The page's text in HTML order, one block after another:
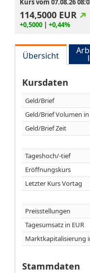
Kurs vom 07.08.26
114,5000 EUR
+0,5000 | +0,44%
Übersicht
Kursdaten
Geld/Brief
Geld/Brief Volumen
Geld/Brief Zeit
Tageshoch/-tief
Eröffnungskurs
Letzter Kurs Vortag
Preisstellungen
Tagesumsatz in EUR
Marktkapitalisierung
Stammdaten